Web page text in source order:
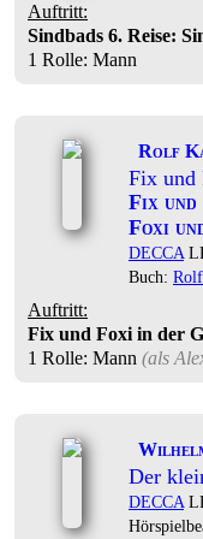
Auftritt:
Sindbads 6. Reise:
1 Rolle: Mann
Rolf
Fix und
Fix und
Foxi
DECCA
Buch:
Auftritt:
Fix und Foxi in der
1 Rolle: Mann (als
Der
DECCA